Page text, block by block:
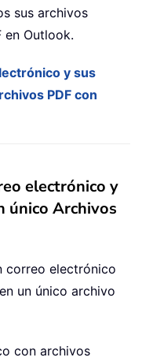
sus archivos
en Outlook.
y sus
PDF con
electrónico y
único Archivos
correo electrónico
un único archivo
con archivos